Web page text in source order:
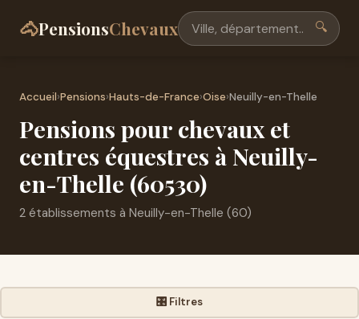
🐴PensionsChevaux 🔍
Accueil›Pensions›Hauts-de-France›Oise›Neuilly-en-Thelle
Pensions pour chevaux et
centres équestres à Neuilly-
en-Thelle (60530)
2 établissements à Neuilly-en-Thelle (60)
🎛️ Filtres